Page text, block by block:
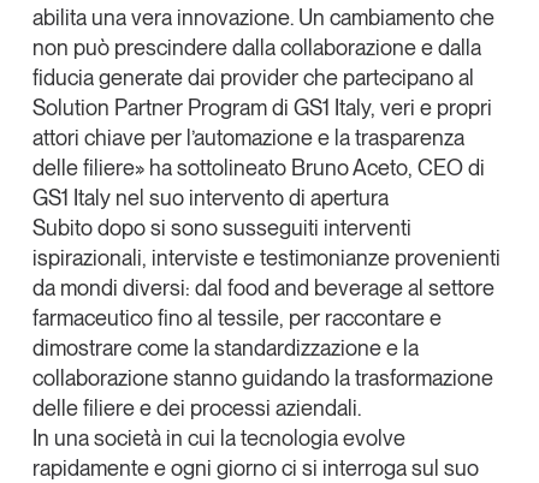
GS1 Italy
abilita una vera innovazione. Un cambiamento che
non può prescindere dalla collaborazione e dalla
fiducia generate dai provider che partecipano al
Solution Partner Program di GS1 Italy, veri e propri
attori chiave per l’automazione e la trasparenza
delle filiere» ha sottolineato Bruno Aceto, CEO di
GS1 Italy nel suo intervento di apertura
Subito dopo si sono susseguiti interventi
ispirazionali, interviste e testimonianzeprovenienti
da mondi diversi: dal food and beverage al settore
farmaceutico fino al tessile, per raccontare e
dimostrare come lastandardizzazionee la
collaborazionestanno guidando la trasformazione
delle filiere e dei processi aziendali.
In una società in cui la tecnologia evolve
rapidamente e ogni giorno ci si interroga sul suo